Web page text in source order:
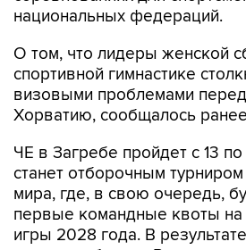
О том, что лидеры женской
визовыми проблемами
Хорватию, сообщалось
ЧЕ в Загребе пройдет с 13 по
мира, где, в свою очередь,
первые командные квоты
игры 2028 года. В
женская сборная России
резервным составом.